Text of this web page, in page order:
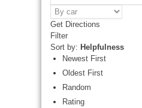
Get Directions
Filter
Sort by: Helpfulness
Newest First
Oldest First
Random
Rating